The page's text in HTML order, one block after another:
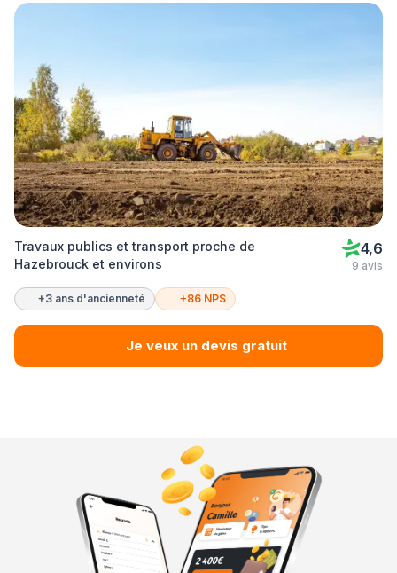
Travaux publics et transport proche de
Hazebrouck et environs
4,6
9 avis
+3 ans d'ancienneté +86 NPS
Je veux un devis gratuit